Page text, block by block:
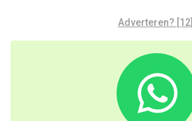
Adverteren? [12]